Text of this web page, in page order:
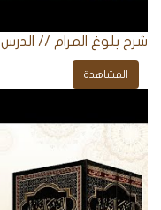
شرح بلوغ المرام // الدرس 26 || الشيخ عبد القادر دراري
المشاهدة